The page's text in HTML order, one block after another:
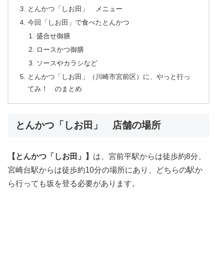
とんかつ「しお田」 メニュー
今回「しお田」で食べたとんかつ
盛合せ御膳
ロースかつ御膳
ソースやカラシなど
とんかつ「しお田」（川崎市宮前区）に、やっと行っ
てみ！ のまとめ
とんかつ「しお田」 店舗の場所
【とんかつ「しお田」】 は、宮前平駅からは徒歩約8分、
宮崎台駅からは徒歩約10分の場所にあり、どちらの駅か
ら行っても坂を登る必要があります。